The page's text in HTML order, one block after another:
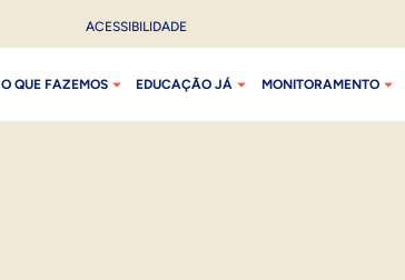
ACESSIBILIDADE
O QUE FAZEMOS EDUCAÇÃO JÁ MONITORAMENTO